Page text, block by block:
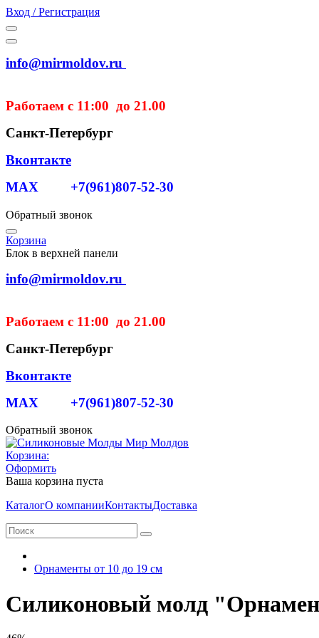
Вход / Регистрация
info@mirmoldov.ru
Работаем с 11:00 до 21.00
Санкт-Петербург
Вконтакте
MAX +7(961)807-52-30
Обратный звонок
Корзина
Блок в верхней панели
info@mirmoldov.ru
Работаем с 11:00 до 21.00
Санкт-Петербург
Вконтакте
MAX +7(961)807-52-30
Обратный звонок
Корзина:
Оформить
Ваша корзина пуста
КаталогО компанииКонтактыДоставка
Орнаменты от 10 до 19 см
Силиконовый молд